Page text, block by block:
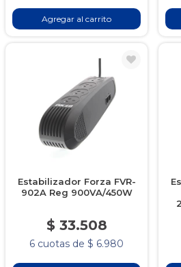
Agregar al carrito
Estabilizador Forza FVR-
902A Reg 900VA/450W
$ 33.508
6 cuotas de $ 6.980